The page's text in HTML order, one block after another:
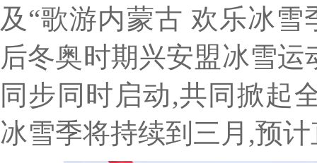
及“歌游内蒙古 欢乐冰
后冬奥时期兴安盟冰雪
同步同时启动,共同掀起
冰雪季将持续到三月,预